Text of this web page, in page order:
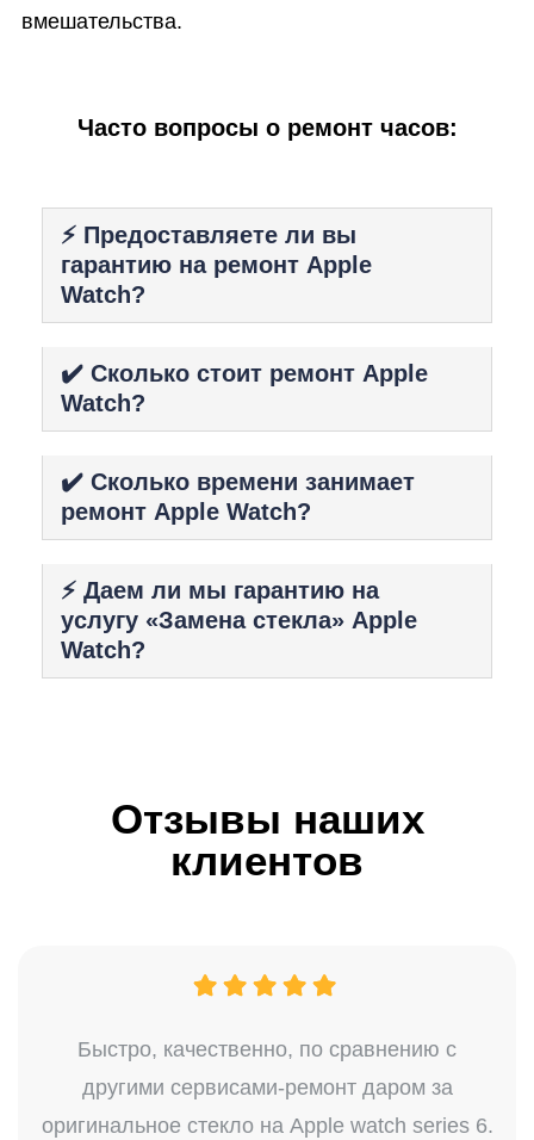
вмешательства.
Часто вопросы о ремонт часов:
⚡️ Предоставляете ли вы
гарантию на ремонт Apple
Watch?
✔️ Сколько стоит ремонт Apple
Watch?
✔️ Сколько времени занимает
ремонт Apple Watch?
⚡️ Даем ли мы гарантию на
услугу «Замена стекла» Apple
Watch?
Отзывы наших
клиентов
Быстро, качественно, по сравнению с
другими сервисами-ремонт даром за
оригинальное стекло на Apple watch series 6.